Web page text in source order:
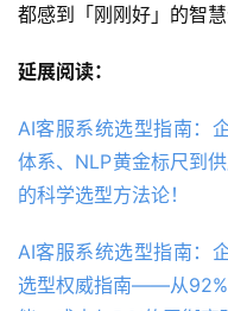
都感到「刚刚好」的智慧
延展阅读：
AI客服系统选型指南：
体系、NLP黄金标尺到
的科学选型方法论！
AI客服系统选型指南：
选型权威指南——从92%